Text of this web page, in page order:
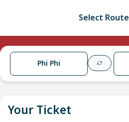
Select Route
Phi Phi
Your Ticket